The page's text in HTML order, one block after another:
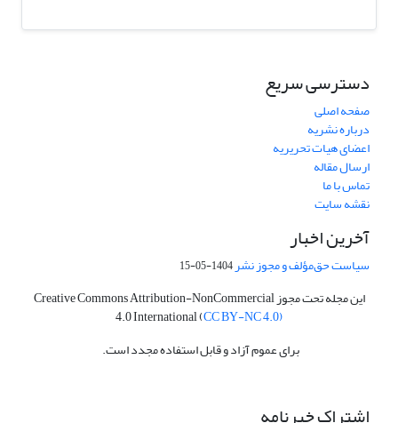
دسترسی سریع
صفحه اصلی
درباره نشریه
اعضای هیات تحریریه
ارسال مقاله
تماس با ما
نقشه سایت
آخرین اخبار
سیاست حق‌مؤلف و مجوز نشر1404-05-15
این مجله تحت مجوز Creative Commons Attribution-NonCommercial
4.0 International (CC BY-NC 4.0)
برای عموم آزاد و قابل استفاده مجدد است.